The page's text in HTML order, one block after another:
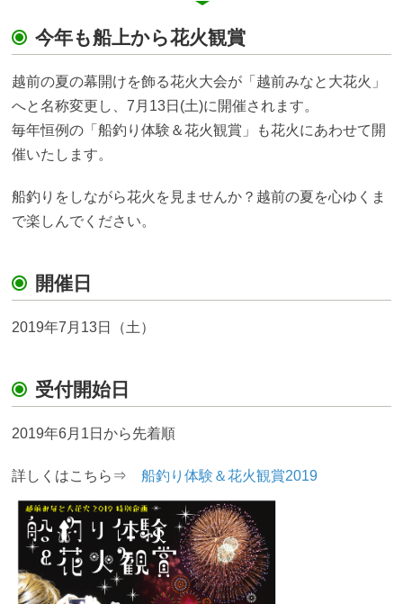
今年も船上から花火観賞
越前の夏の幕開けを飾る花火大会が「越前みなと大花火」
へと名称変更し、7月13日(土)に開催されます。
毎年恒例の「船釣り体験＆花火観賞」も花火にあわせて開
催いたします。
船釣りをしながら花火を見ませんか？越前の夏を心ゆくま
で楽しんでください。
開催日
2019年7月13日（土）
受付開始日
2019年6月1日から先着順
詳しくはこちら⇒船釣り体験＆花火観賞2019